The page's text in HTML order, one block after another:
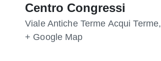
Centro Congressi
Viale Antiche Terme Acqui Terme,
+ Google Map